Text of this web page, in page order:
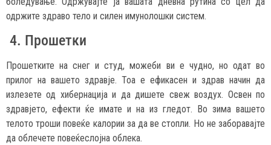
одржите здраво тело и силен имунолошки систем.
4. Прошетки
Прошетките на снег и студ, можеби ви е чудно, но одат во
прилог на вашето здравје. Тоа е ефикасен и здрав начин да
излезете од хибернација и да дишете свеж воздух. Освен по
здравјето, ефекти ќе имате и на из гледот. Во зима вашето
телото троши повеќе калории за да ве стопли. Но не заборавајте
да облечете повеќеслојна облека.